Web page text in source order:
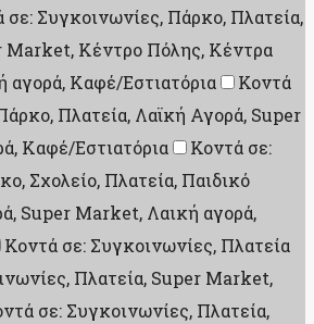
σε: Συγκοινωνίες, Πάρκο, Πλατεία,
Market, Κέντρο Πόλης, Κέντρα
αγορά, Καφέ/Εστιατόρια
Κοντά
Πλατεία, Λαϊκή Αγορά, Super
Καφέ/Εστιατόρια
Κοντά σε:
Σχολείο, Πλατεία, Παιδικό
Super Market, Λαική αγορά,
Κοντά σε: Συγκοινωνίες, Πλατεία
Πλατεία, Super Market,
σε: Συγκοινωνίες, Πλατεία,